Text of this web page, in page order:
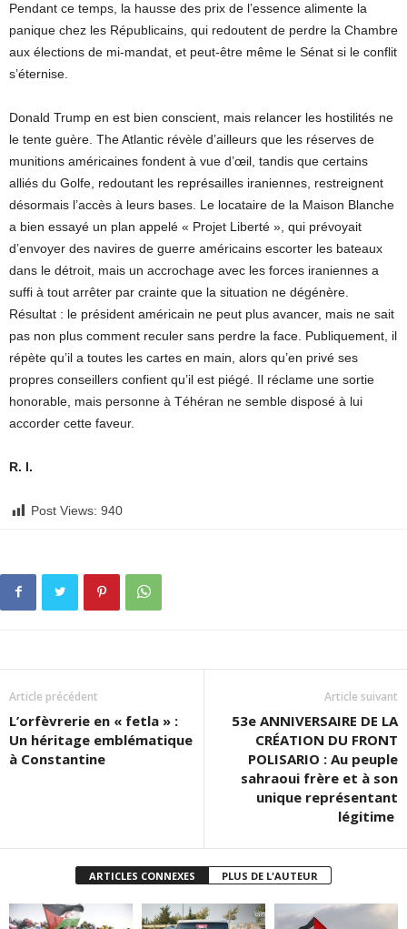
Pendant ce temps, la hausse des prix de l’essence alimente la
panique chez les Républicains, qui redoutent de perdre la Chambre
aux élections de mi-mandat, et peut-être même le Sénat si le conflit
s’éternise.
Donald Trump en est bien conscient, mais relancer les hostilités ne
le tente guère. The Atlantic révèle d’ailleurs que les réserves de
munitions américaines fondent à vue d’œil, tandis que certains
alliés du Golfe, redoutant les représailles iraniennes, restreignent
désormais l’accès à leurs bases. Le locataire de la Maison Blanche
a bien essayé un plan appelé « Projet Liberté », qui prévoyait
d’envoyer des navires de guerre américains escorter les bateaux
dans le détroit, mais un accrochage avec les forces iraniennes a
suffi à tout arrêter par crainte que la situation ne dégénère.
Résultat : le président américain ne peut plus avancer, mais ne sait
pas non plus comment reculer sans perdre la face. Publiquement, il
répète qu’il a toutes les cartes en main, alors qu’en privé ses
propres conseillers confient qu’il est piégé. Il réclame une sortie
honorable, mais personne à Téhéran ne semble disposé à lui
accorder cette faveur.
R. I.
Post Views: 940
Article précédent
L’orfèvrerie en « fetla » :
Un héritage emblématique
à Constantine
Article suivant
53e ANNIVERSAIRE DE LA
CRÉATION DU FRONT
POLISARIO : Au peuple
sahraoui frère et à son
unique représentant
légitime
ARTICLES CONNEXES PLUS DE L'AUTEUR